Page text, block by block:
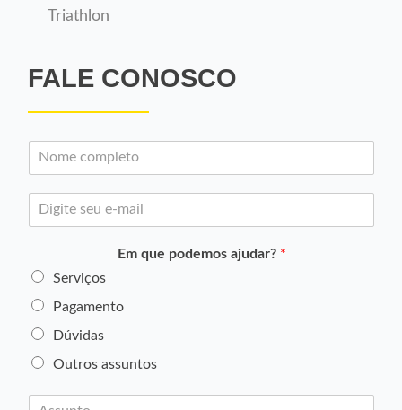
Triathlon
FALE CONOSCO
*
Em que podemos ajudar? *
Serviços
Pagamento
Dúvidas
Outros assuntos